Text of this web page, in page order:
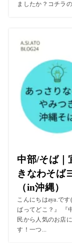
ましたか？コチラ
中部/そば｜
きなわそば
（in沖縄）
こんにちはaya.で
ばってどこ？』 『
民から人気のお店
す！一つ...